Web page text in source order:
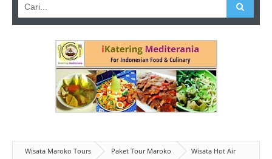
Wisata Maroko Tours Paket Tour Maroko
Wisata Hot Air